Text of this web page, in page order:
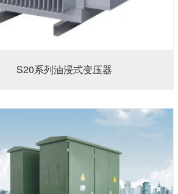
S20系列油浸式变压器